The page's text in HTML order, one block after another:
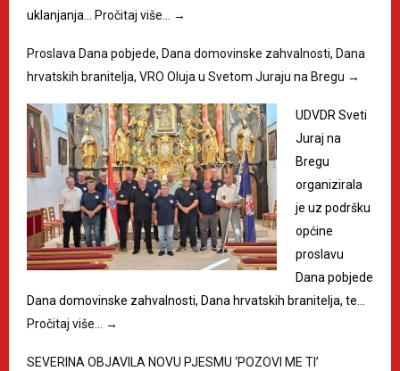
uklanjanja…
Pročitaj više… →
Proslava Dana pobjede, Dana domovinske zahvalnosti, Dana
hrvatskih branitelja, VRO Oluja u Svetom Juraju na Bregu →
UDVDR Sveti
Juraj na
Bregu
organizirala
je uz podršku
općine
proslavu
Dana pobjede
Dana domovinske zahvalnosti, Dana hrvatskih branitelja, te…
Pročitaj više…
→
SEVERINA OBJAVILA NOVU PJESMU ‘POZOVI ME TI’